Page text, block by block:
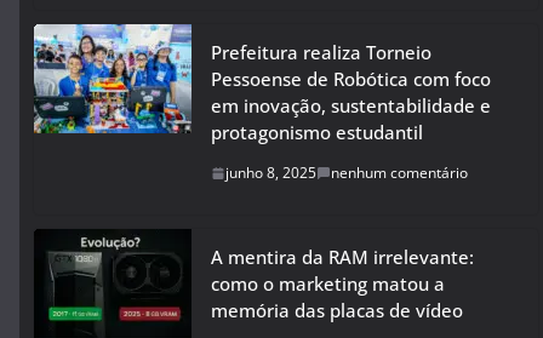
Prefeitura realiza Torneio
Pessoense de Robótica com foco
em inovação, sustentabilidade e
protagonismo estudantil
junho 8, 2025 nenhum comentário
A mentira da RAM irrelevante:
como o marketing matou a
memória das placas de vídeo